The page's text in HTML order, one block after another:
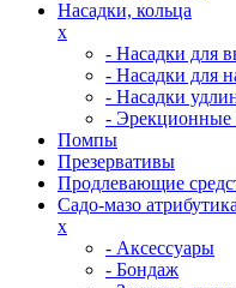
Насадки, кольца
x
- Насадки для
- Насадки для
- Насадки
- Эрекционные
Помпы
Презервативы
Продлевающие
Садо-мазо
x
- Аксессуары
- Бондаж